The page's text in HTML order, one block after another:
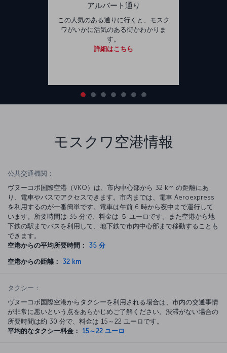
アルバート通り
この人気のある通りに行くと、モスク
ワがいかに活気のある街かわかりま
す。
詳細はこちら
モスクワ空港情報
公共交通機関：
ヴヌーコボ国際空港（VKO）は、市内中心部から 32 km の距離にあ
り、電車やバスでアクセスできます。市内までは、電車 Aeroexpress
を利用するのが一番簡単です。電車は午前 6 時から夜中まで運行して
います。所要時間は 35 分で、料金は ５ ユーロです。また空港から地
下鉄の駅までバスを利用して、地下鉄で市内中心部まで移動することも
できます。
空港からの平均所要時間：
35 分
空港からの距離： 32 km
タクシー：
ヴヌーコボ国際空港からタクシーを利用される場合は、市内の交通事情
が非常に悪いという点をあらかじめご了解ください。渋滞がない場合の
所要時間は約 30 分で、料金は 15～22 ユーロです。
平均的なタクシー料金：
15～22 ユーロ